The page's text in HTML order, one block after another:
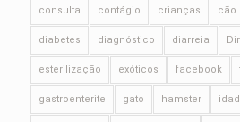
consulta contágio crianças cão
diabetes diagnóstico diarreia
esterilização exóticos facebook
gastroenterite gato hamster